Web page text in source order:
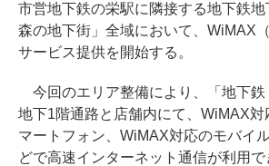
市営地下鉄の栄駅に隣接する地下鉄
森の地下街」全域において、WiMAX
サービス提供を開始する。
今回のエリア整備により、「地下鉄
地下1階通路と店舗内にて、WiMAX対
マートフォン、WiMAX対応のモバイ
どで高速インターネット通信が利用